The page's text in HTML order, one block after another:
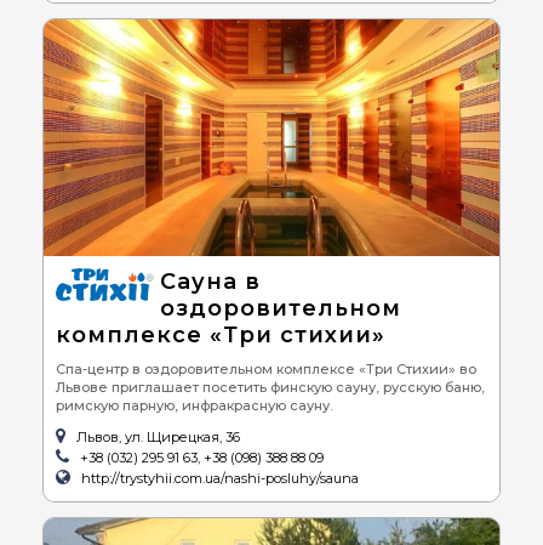
Сауна в
оздоровительном
комплексе «Три стихии»
Спа-центр в оздоровительном комплексе «Три Стихии» во
Львове приглашает посетить финскую сауну, русскую баню,
римскую парную, инфракрасную сауну.
Львов, ул. Щирецкая, 36
+38 (032) 295 91 63, +38 (098) 388 88 09
http://trystyhii.com.ua/nashi-posluhy/sauna